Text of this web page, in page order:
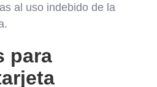
al uso indebido de la
para